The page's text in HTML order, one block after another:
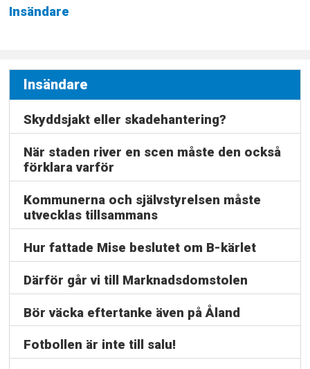
Insändare
Insändare
Skyddsjakt eller skadehantering?
När staden river en scen måste den också
förklara varför
Kommunerna och självstyrelsen måste
utvecklas tillsammans
Hur fattade Mise beslutet om B-kärlet
Därför går vi till Marknadsdomstolen
Bör väcka eftertanke även på Åland
Fotbollen är inte till salu!